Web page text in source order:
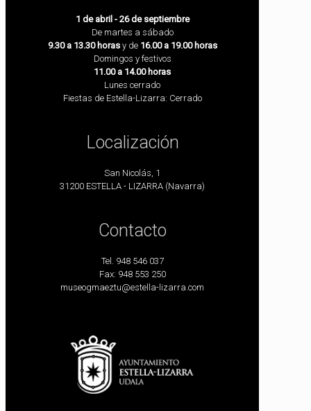
1 de abril - 26 de septiembre
De martes a sábado
9.30 a 13.30 horas y de 16.00 a 19.00 horas
Domingos y festivos
11.00 a 14.00 horas
Lunes cerrado
Fiestas de Estella-Lizarra: Cerrado
Localización
San Nicolás, 1
31200 ESTELLA - LIZARRA (Navarra)
Contacto
Tel. 948 546 037
Fax: 948 553 250
museogmaeztu@estella-lizarra.com